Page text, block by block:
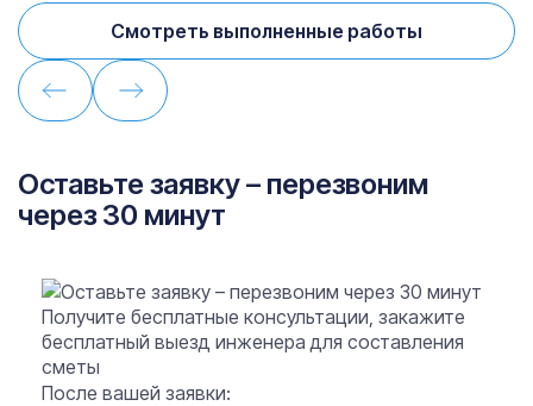
Смотреть выполненные работы
Оставьте заявку – перезвоним
через 30 минут
Получите бесплатные консультации, закажите
бесплатный выезд инженера для составления
сметы
После вашей заявки: